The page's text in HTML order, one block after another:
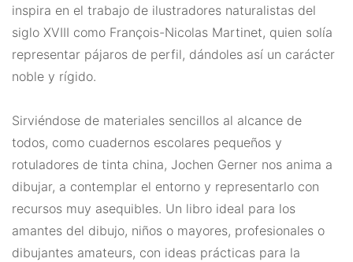
inspira en el trabajo de ilustradores naturalistas del
siglo XVIII como François-Nicolas Martinet, quien solía
representar pájaros de perfil, dándoles así un carácter
noble y rígido.
Sirviéndose de materiales sencillos al alcance de
todos, como cuadernos escolares pequeños y
rotuladores de tinta china, Jochen Gerner nos anima a
dibujar, a contemplar el entorno y representarlo con
recursos muy asequibles. Un libro ideal para los
amantes del dibujo, niños o mayores, profesionales o
dibujantes amateurs, con ideas prácticas para la